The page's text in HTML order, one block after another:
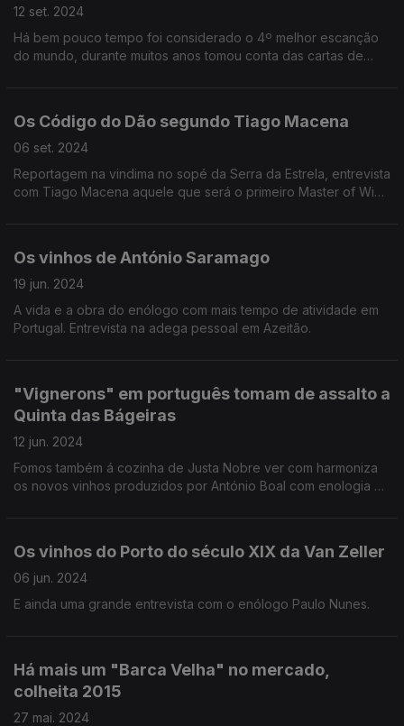
12 set. 2024
Há bem pouco tempo foi considerado o 4º melhor escanção
do mundo, durante muitos anos tomou conta das cartas de
Os Código do Dão segundo Tiago Macena
06 set. 2024
Reportagem na vindima no sopé da Serra da Estrela, entrevista
com Tiago Macena aquele que será o primeiro Master of Wine
Os vinhos de António Saramago
19 jun. 2024
A vida e a obra do enólogo com mais tempo de atividade em
Portugal. Entrevista na adega pessoal em Azeitão.
"Vignerons" em português tomam de assalto a
Quinta das Bágeiras
12 jun. 2024
Fomos também á cozinha de Justa Nobre ver com harmoniza
os novos vinhos produzidos por António Boal com enologia de
Os vinhos do Porto do século XIX da Van Zeller
06 jun. 2024
E ainda uma grande entrevista com o enólogo Paulo Nunes.
Há mais um "Barca Velha" no mercado,
colheita 2015
27 mai. 2024